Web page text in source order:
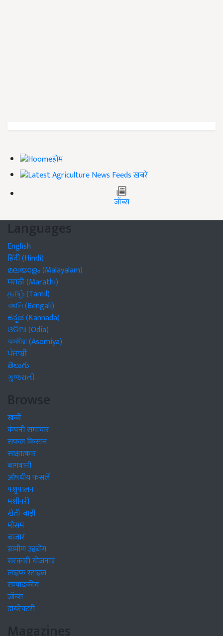
होम
ख़बरें
जॉब्स
Languages
English
हिंदी (Hindi)
മലയാളം (Malayalam)
मराठी (Marathi)
தமிழ் (Tamil)
বাঙালি (Bengali)
ಕನ್ನಡ (Kannada)
ଓଡିଆ (Odia)
অসমীয়া (Asomiya)
ਪੰਜਾਬੀ
తెలుగు
ગુજરાતી
Browse
खबरें
कंपनी समाचार
सफल किसान
साक्षात्कार
बागवानी
औषधीय फसलें
पशुपालन
मशीनरी
खेती-बाड़ी
मौसम
बाजार
ग्रामीण उद्द्योग
सरकारी योजनाएं
लाइफ स्टाइल
सम्पादकीय
जॉब्स
डायरेक्टरी
Magazines